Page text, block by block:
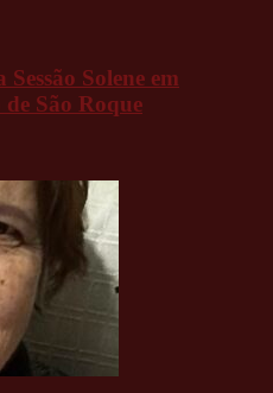
Solene em
São Roque